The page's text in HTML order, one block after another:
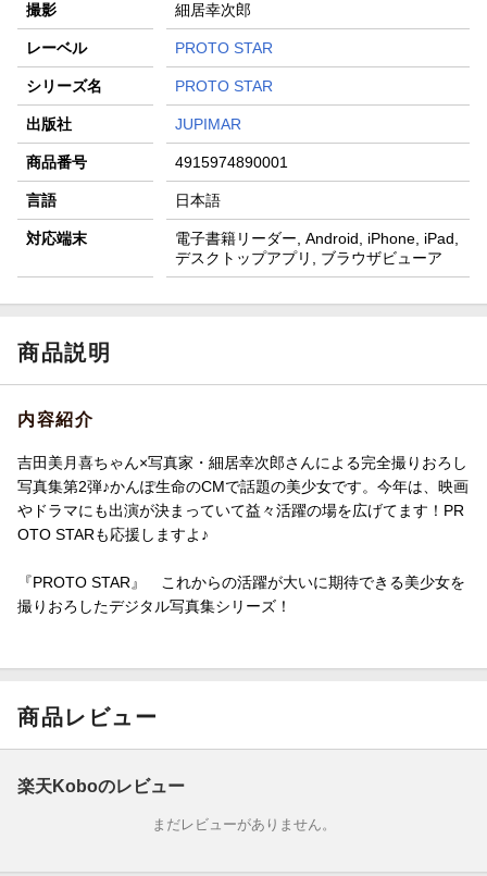
撮影 細居幸次郎
レーベル PROTO STAR
シリーズ名 PROTO STAR
出版社 JUPIMAR
商品番号 4915974890001
言語 日本語
対応端末
電子書籍リーダー, Android, iPhone, iPad,
デスクトップアプリ, ブラウザビューア
商品説明
内容紹介
吉田美月喜ちゃん×写真家・細居幸次郎さんによる完全撮りおろし
写真集第2弾♪かんぽ生命のCMで話題の美少女です。今年は、映画
やドラマにも出演が決まっていて益々活躍の場を広げてます！PR
OTO STARも応援しますよ♪
『PROTO STAR』 これからの活躍が大いに期待できる美少女を
撮りおろしたデジタル写真集シリーズ！
商品レビュー
楽天Koboのレビュー
まだレビューがありません。